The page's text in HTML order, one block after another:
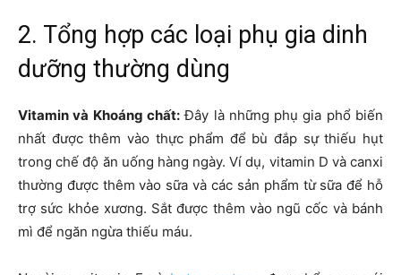
2. Tổng hợp các loại phụ gia dinh
dưỡng thường dùng
Vitamin và Khoáng chất:Đây là những phụ gia phổ biến
nhất được thêm vào thực phẩm để bù đắp sự thiếu hụt
trong chế độ ăn uống hàng ngày. Ví dụ, vitamin D và canxi
thường được thêm vào sữa và các sản phẩm từ sữa để hỗ
trợ sức khỏe xương. Sắt được thêm vào ngũ cốc và bánh
mì để ngăn ngừa thiếu máu.